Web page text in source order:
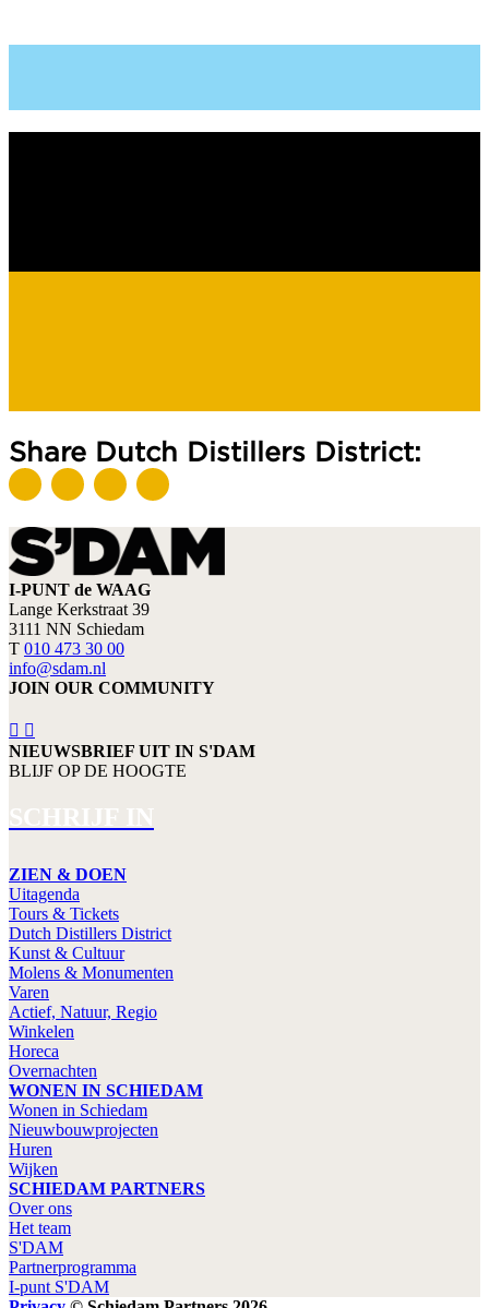
Share Dutch Distillers District:
I-PUNT de WAAG
Lange Kerkstraat 39
3111 NN Schiedam
T 010 473 30 00
info@sdam.nl
JOIN OUR COMMUNITY
NIEUWSBRIEF UIT IN S'DAM
BLIJF OP DE HOOGTE
SCHRIJF IN
ZIEN & DOEN
Uitagenda
Tours & Tickets
Dutch Distillers District
Kunst & Cultuur
Molens & Monumenten
Varen
Actief, Natuur, Regio
Winkelen
Horeca
Overnachten
WONEN IN SCHIEDAM
Wonen in Schiedam
Nieuwbouwprojecten
Huren
Wijken
SCHIEDAM PARTNERS
Over ons
Het team
S'DAM
Partnerprogramma
I-punt S'DAM